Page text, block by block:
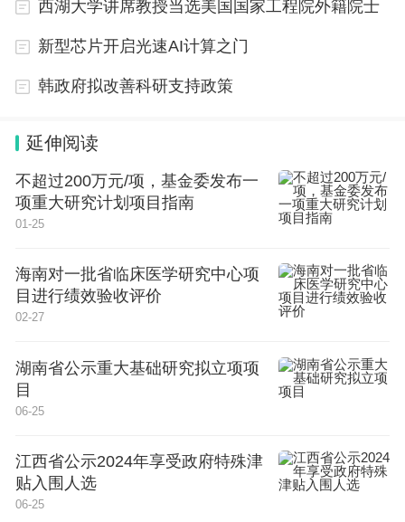
西湖大学讲席教授当选美国国家工程院外籍院士
新型芯片开启光速AI计算之门
韩政府拟改善科研支持政策
延伸阅读
不超过200万元/项，基金委发布一
项重大研究计划项目指南
01-25
海南对一批省临床医学研究中心项
目进行绩效验收评价
02-27
湖南省公示重大基础研究拟立项项
目
06-25
江西省公示2024年享受政府特殊津
贴入围人选
06-25